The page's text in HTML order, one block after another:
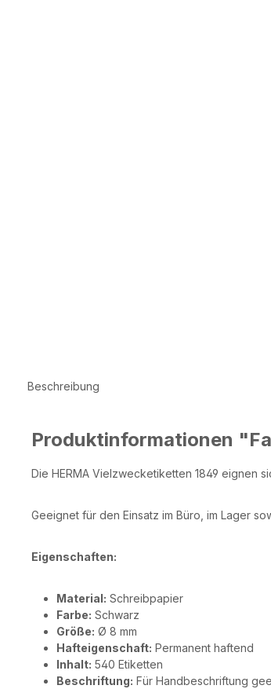
Beschreibung
Produktinformationen
Die HERMA Vielzwecketiketten 1849 eignen
Geeignet für den Einsatz im Büro, im Lager
Eigenschaften:
Material: Schreibpapier
Farbe: Schwarz
Größe: Ø 8 mm
Hafteigenschaft: Permanent haftend
Inhalt: 540 Etiketten
Beschriftung: Für Handbeschriftung